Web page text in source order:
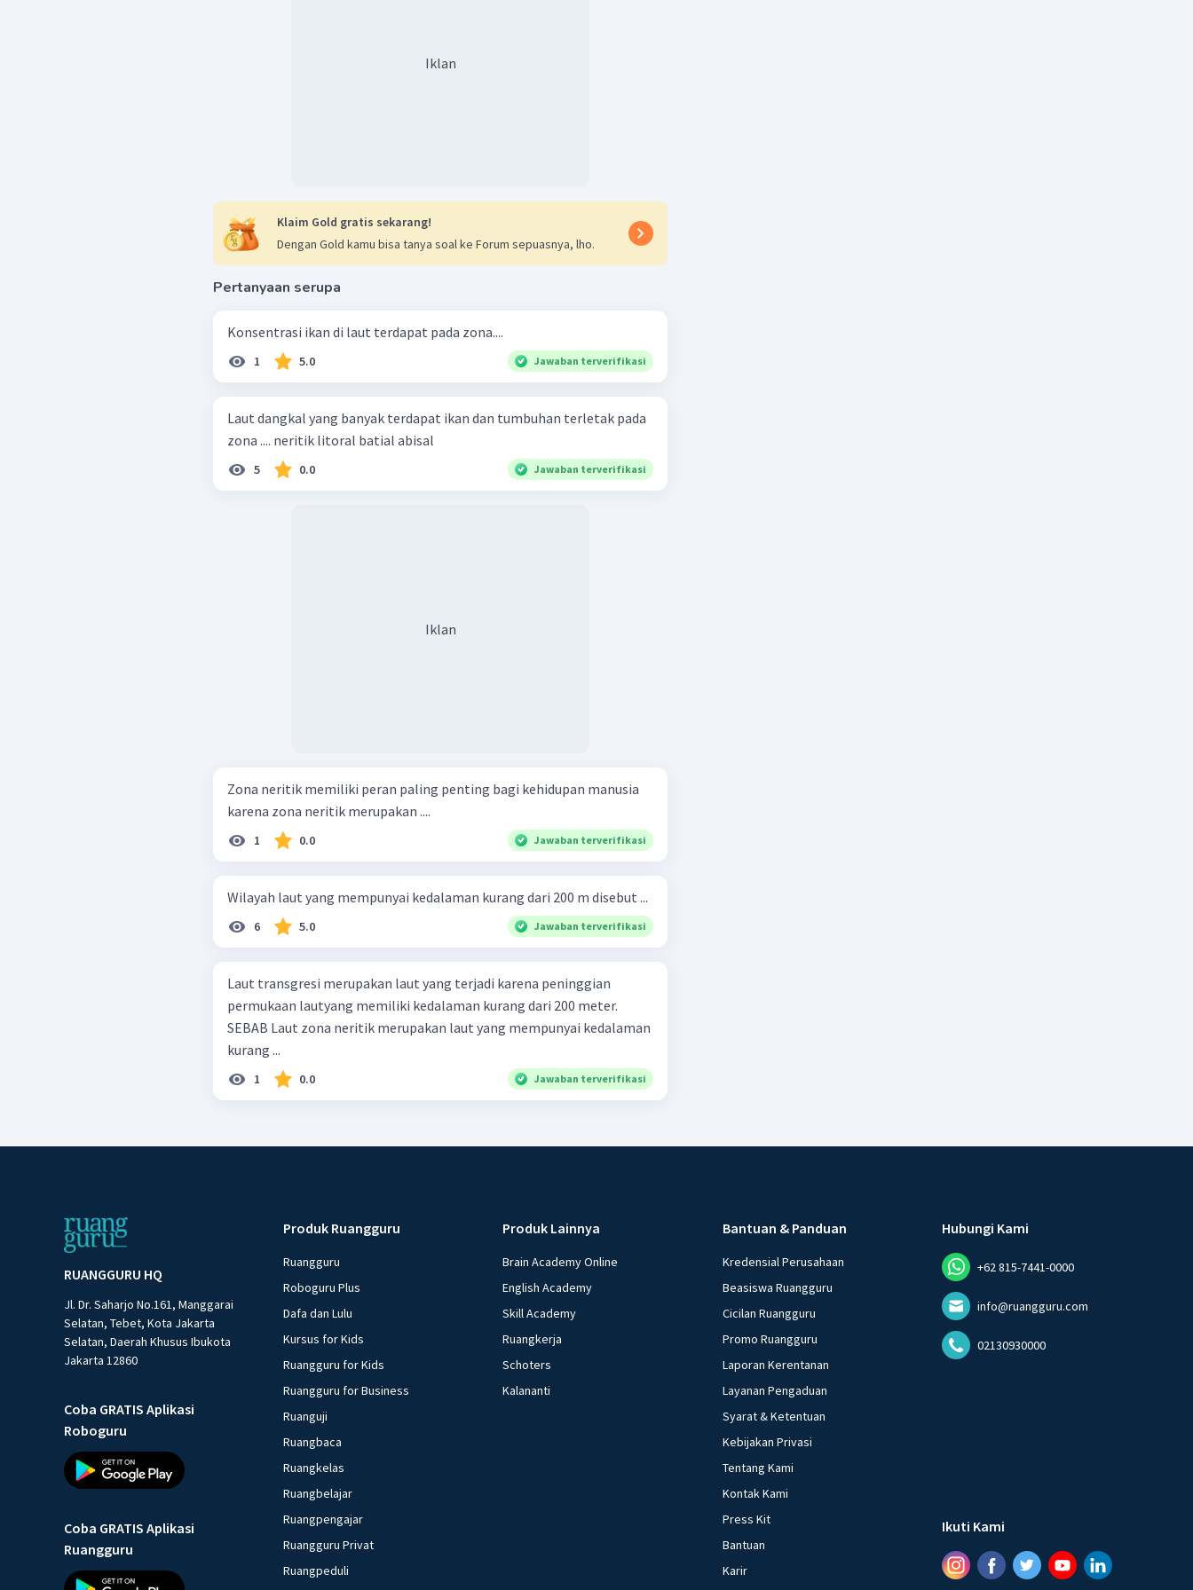
Iklan
Klaim Gold gratis sekarang!
Dengan Gold kamu bisa tanya soal ke Forum sepuasnya, lho.
Pertanyaan serupa
Konsentrasi ikan di laut terdapat pada zona....
1 5.0 Jawaban terverifikasi
Laut dangkal yang banyak terdapat ikan dan tumbuhan terletak pada
zona .... neritik litoral batial abisal
5 0.0 Jawaban terverifikasi
Iklan
Zona neritik memiliki peran paling penting bagi kehidupan manusia
karena zona neritik merupakan ....
1 0.0 Jawaban terverifikasi
Wilayah laut yang mempunyai kedalaman kurang dari 200 m disebut ...
6 5.0 Jawaban terverifikasi
Laut transgresi merupakan laut yang terjadi karena peninggian
permukaan lautyang memiliki kedalaman kurang dari 200 meter.
SEBAB Laut zona neritik merupakan laut yang mempunyai kedalaman
kurang ...
1 0.0 Jawaban terverifikasi
RUANGGURU HQ
Jl. Dr. Saharjo No.161, Manggarai
Selatan, Tebet, Kota Jakarta
Selatan, Daerah Khusus Ibukota
Jakarta 12860
Coba GRATIS Aplikasi
Roboguru
Coba GRATIS Aplikasi
Ruangguru
Produk Ruangguru
Ruangguru
Roboguru Plus
Dafa dan Lulu
Kursus for Kids
Ruangguru for Kids
Ruangguru for Business
Ruanguji
Ruangbaca
Ruangkelas
Ruangbelajar
Ruangpengajar
Ruangguru Privat
Ruangpeduli
Produk Lainnya
Brain Academy Online
English Academy
Skill Academy
Ruangkerja
Schoters
Kalananti
Bantuan & Panduan
Kredensial Perusahaan
Beasiswa Ruangguru
Cicilan Ruangguru
Promo Ruangguru
Laporan Kerentanan
Layanan Pengaduan
Syarat & Ketentuan
Kebijakan Privasi
Tentang Kami
Kontak Kami
Press Kit
Bantuan
Karir
Hubungi Kami
+62 815-7441-0000
info@ruangguru.com
02130930000
Ikuti Kami